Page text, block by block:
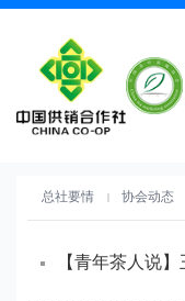
总社要情 协会动态